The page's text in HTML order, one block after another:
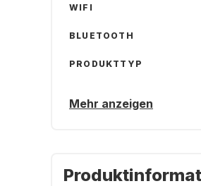
WIFI
BLUETOOTH
PRODUKTTYP
Mehr anzeigen